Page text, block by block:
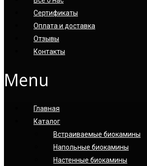
Сертификаты
Оплата и доставка
Отзывы
Контакты
Menu
Главная
Каталог
Встраиваемые биокамины
Напольные биокамины
Настенные биокамины